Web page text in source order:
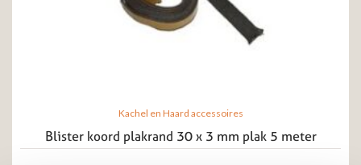
Kachel en Haard accessoires
Blister koord plakrand 30 x 3 mm plak 5 meter